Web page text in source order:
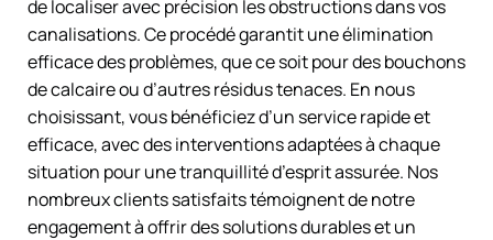
de localiser avec précision les obstructions dans vos
canalisations. Ce procédé garantit une élimination
efficace des problèmes, que ce soit pour des bouchons
de calcaire ou d’autres résidus tenaces. En nous
choisissant, vous bénéficiez d’un service rapide et
efficace, avec des interventions adaptées à chaque
situation pour une tranquillité d’esprit assurée. Nos
nombreux clients satisfaits témoignent de notre
engagement à offrir des solutions durables et un